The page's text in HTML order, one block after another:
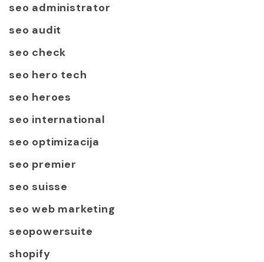
seo administrator
seo audit
seo check
seo hero tech
seo heroes
seo international
seo optimizacija
seo premier
seo suisse
seo web marketing
seopowersuite
shopify